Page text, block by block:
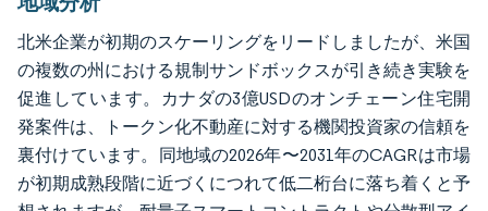
北米企業が初期のスケーリングをリードしましたが、米国
の複数の州における規制サンドボックスが引き続き実験を
促進しています。カナダの3億USDのオンチェーン住宅開
発案件は、トークン化不動産に対する機関投資家の信頼を
裏付けています。同地域の2026年〜2031年のCAGRは市場
が初期成熟段階に近づくにつれて低二桁台に落ち着くと予